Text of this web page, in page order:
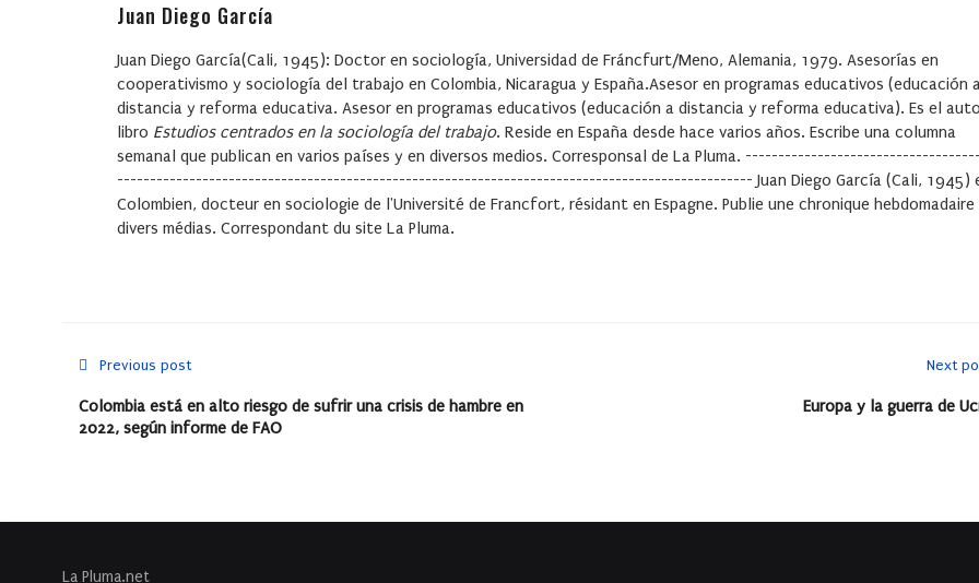
Juan Diego García
Juan Diego García(Cali, 1945): Doctor en sociología, Universidad de Fráncfurt/Meno, Alemania, 1979. Asesorías en
cooperativismo y sociología del trabajo en Colombia, Nicaragua y España.Asesor en programas educativos (educación
distancia y reforma educativa. Asesor en programas educativos (educación a distancia y reforma educativa). Es el
libro Estudios centrados en la sociología del trabajo. Reside en España desde hace varios años. Escribe una columna
semanal que publican en varios países y en diversos medios. Corresponsal de La Pluma.
------------------------------------------------------------------------------------------------- Juan Diego García (Cali, 1945)
Colombien, docteur en sociologie de l'Université de Francfort, résidant en Espagne. Publie une chronique hebdomadaire
divers médias. Correspondant du site La Pluma.
Previous post
Colombia está en alto riesgo de sufrir una crisis de hambre en
2022, según informe de FAO
Next
Europa y la guerra de
La Pluma.net